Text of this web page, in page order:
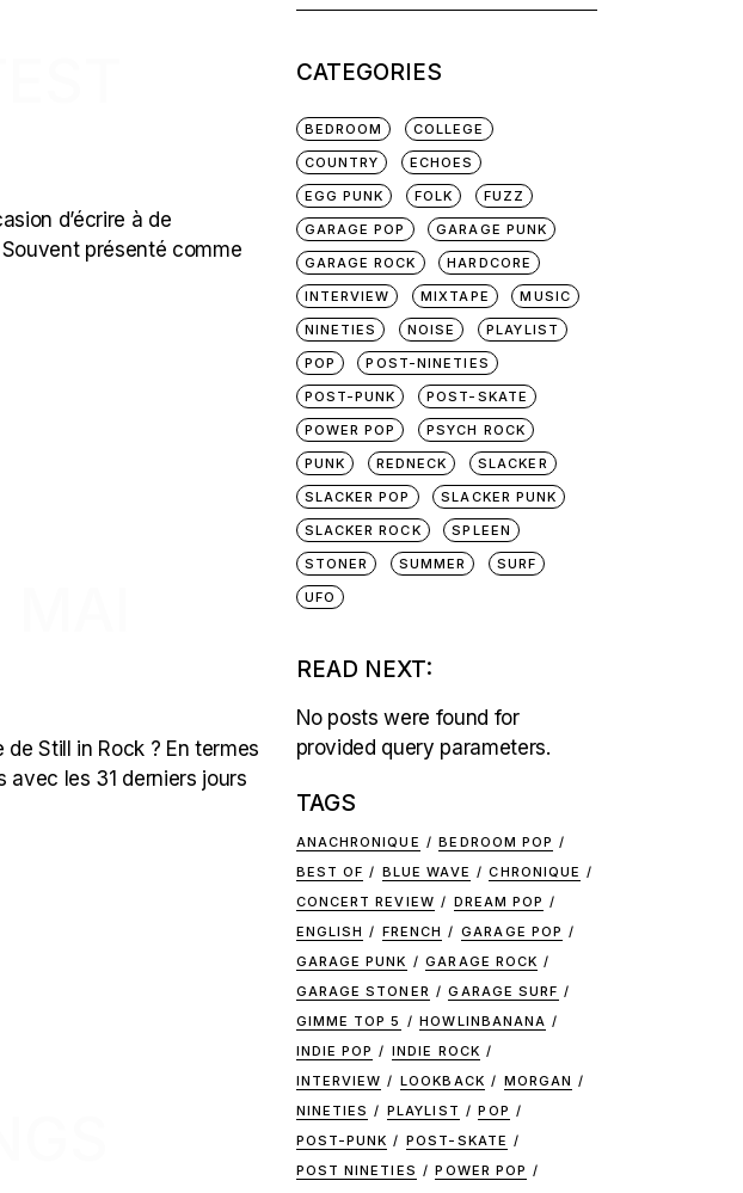
d’écrire à de
présenté comme
de Still in Rock ? En termes
avec les 31 derniers jours
CATEGORIES
BEDROOM
COLLEGE
COUNTRY
ECHOES
EGG PUNK
FOLK
FUZZ
GARAGE POP
GARAGE PUNK
GARAGE ROCK
HARDCORE
INTERVIEW
MIXTAPE
MUSIC
NINETIES
NOISE
PLAYLIST
POP
POST-NINETIES
POST-PUNK
POST-SKATE
POWER POP
PSYCH ROCK
PUNK
REDNECK
SLACKER
SLACKER POP
SLACKER PUNK
SLACKER ROCK
SPLEEN
STONER
SUMMER
SURF
UFO
READ NEXT:
No posts were found for
provided query parameters.
TAGS
ANACHRONIQUE
BEDROOM POP
BEST OF
BLUE WAVE
CHRONIQUE
CONCERT REVIEW
DREAM POP
ENGLISH
FRENCH
GARAGE POP
GARAGE PUNK
GARAGE ROCK
GARAGE STONER
GARAGE SURF
GIMME TOP 5
HOWLINBANANA
INDIE POP
INDIE ROCK
INTERVIEW
LOOKBACK
MORGAN
NINETIES
PLAYLIST
POP
POST-PUNK
POST-SKATE
POST NINETIES
POWER POP